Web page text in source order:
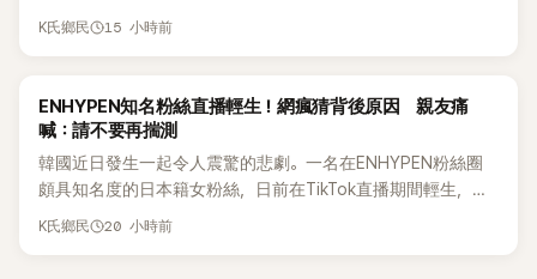
表示，當時選擇瀟灑放手，但如果同樣的事情現在再發生，「我
K氏鄉民 15 小時前
K-POP
ENHYPEN知名粉絲直播輕生！網瘋猜背後原因 親友痛
喊：請不要再揣測
韓國近日發生一起令人震驚的悲劇。一名在ENHYPEN粉絲圈
頗具知名度的日本籍女粉絲，日前在TikTok直播期間輕生，最
終不幸身亡，消息曝光後震驚韓網，也讓不少粉絲湧入社群平
K氏鄉民 20 小時前